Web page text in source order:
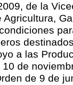
de la
a las
de
de 9 de